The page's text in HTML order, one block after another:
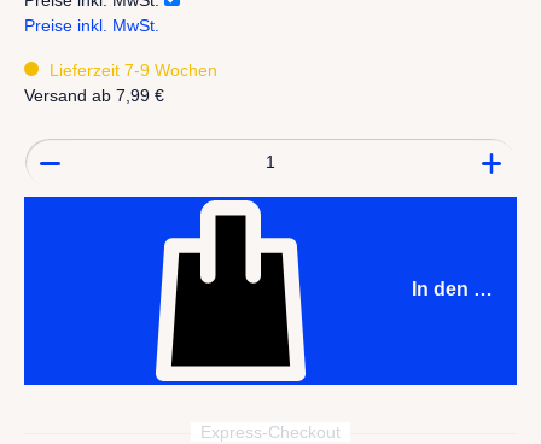
Preise inkl. MwSt.
Lieferzeit 7-9 Wochen
Versand ab 7,99 €
In den
Express-Checkout